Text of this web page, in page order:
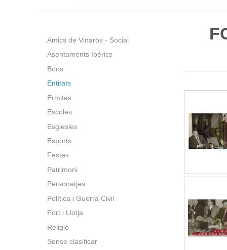
Amics de Vinaròs - Social
Asentaments Ibèrics
Bous
Entitats
Ermites
Escoles
Esglesies
Esports
Festes
Patrimoni
Personatjes
Política i Guerra Civil
Port i Llotja
Religió
Sense clasificar